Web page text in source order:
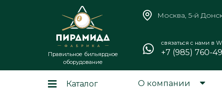
Правильное бильярдное
оборудование
Москва, 5-й
связаться с нами в
+7 (985) 760-
Каталог О компании